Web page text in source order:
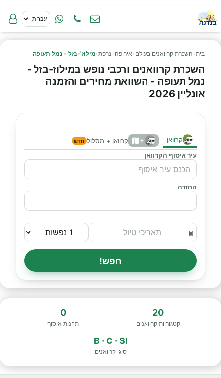
בית› השכרת קרוואנים בעולם › אירופה › צרפת›מילוז'-בזל - נמל תעופה
השכרת קרוואנים ורכבי נופש במילוז-בזל -
נמל תעופה - השוואת מחירים והזמנה
אונליין 2026
קרוואן + קרוואן + מסלול חדש
עיר איסוף הקרוואן
החזרה
חפש!
20
קטגוריות קרוואנים
0
תחנות איסוף
B · C · SI
סוגי קרוואנים